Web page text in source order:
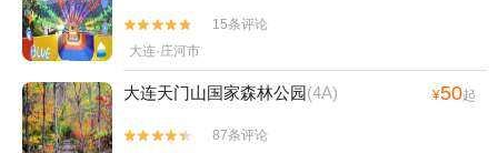


15条评论
大连·庄河市
大连天门山国家森林公园(4A) ¥50起


87条评论